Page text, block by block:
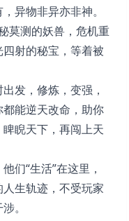
异物非异亦非神。
莫测的妖兽，危机重
射的秘宝，等着被
发，修炼，变强，
能逆天改命，助你
睨天下，再闯上天
们“生活”在这里，
生轨迹，不受玩家
。